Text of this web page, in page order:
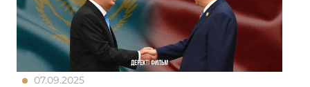
07.09.2025